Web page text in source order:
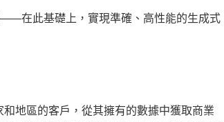
——在此基礎上，實現準確、高性能的生成式
地區的客戶，從其擁有的數據中獲取商業